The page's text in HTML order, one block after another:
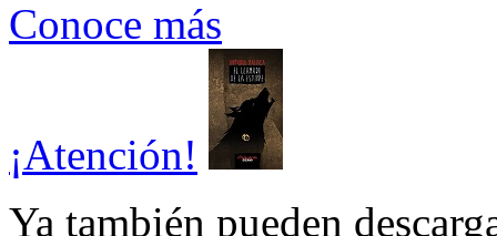
Conoce más
¡Atención!
Ya también pueden